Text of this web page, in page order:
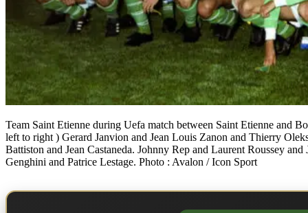
Team Saint Etienne during Uefa match between Saint Etienne and
left to right ) Gerard Janvion and Jean Louis Zanon and Thierry
Battiston and Jean Castaneda. Johnny Rep and Laurent Roussey
Genghini and Patrice Lestage. Photo : Avalon / Icon Sport